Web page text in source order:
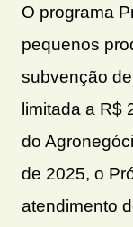
O programa
pequenos
subvenção
limitada a R$
do
de 2025, o
atendimento